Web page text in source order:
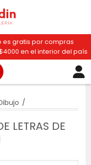
es gratis por compras
en el interior del país
/
LETRAS DE